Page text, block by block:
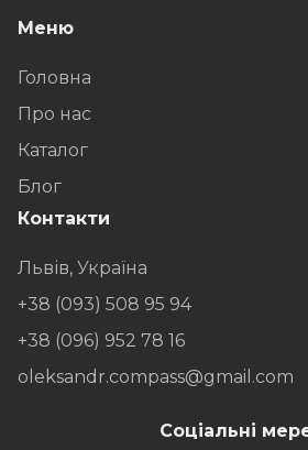
Меню
Головна
Про нас
Каталог
Блог
Контакти
Львів, Україна
+38 (093) 508 95 94
+38 (096) 952 78 16
oleksandr.compass@gmail.com
Соціальні